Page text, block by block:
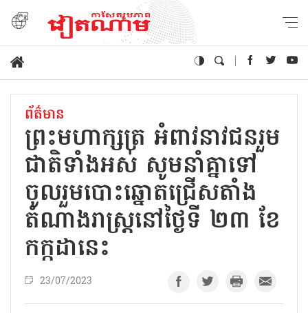
ព័ត៌មាន
ព្រះមហាក្សត្រ អំពាវនាវជនរួម
ជាតិទាំងអស់ សូមនាំគ្នាទៅ
ចូលរួមបោះឆ្នោតជ្រើសតាំង
តំណាងរាស្ត្រនៅថ្ងៃទី ២៣ ខែ
កក្កដានេះ
23/07/2023